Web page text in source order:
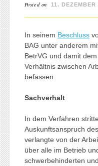
Posted on 11. DEZEMBER
In seinem Beschluss
BAG unter anderem
BetrVG und damit
Verhältnis zwischen
befassen.
Sachverhalt
In dem Verfahren
Auskunftsanspruch
verlangte von der
über alle im Betrieb
schwerbehinderten